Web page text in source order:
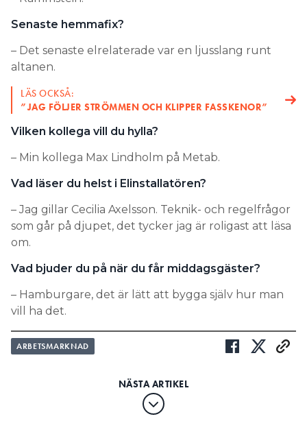
Senaste hemmafix?
– Det senaste elrelaterade var en ljusslang runt
altanen.
LÄS OCKSÅ:
”JAG FÖLJER STRÖMMEN OCH KLIPPER FASSKENOR”
Vilken kollega vill du hylla?
– Min kollega Max Lindholm på Metab.
Vad läser du helst i Elinstallatören?
– Jag gillar Cecilia Axelsson. Teknik- och regelfrågor
som går på djupet, det tycker jag är roligast att läsa
om.
Vad bjuder du på när du får middagsgäster?
– Hamburgare, det är lätt att bygga själv hur man
vill ha det.
ARBETSMARKNAD